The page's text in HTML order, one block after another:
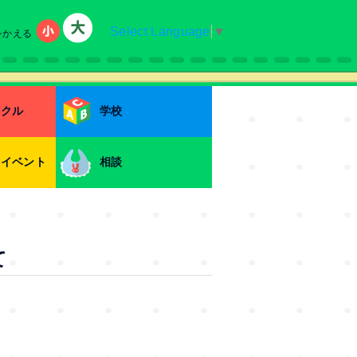
える
Select Language ▼
ル 学校
ベント 相談